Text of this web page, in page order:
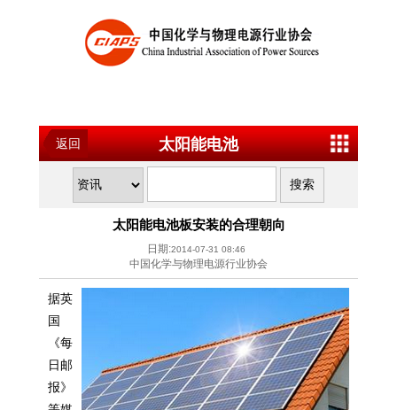
返回 太阳能电池
太阳能电池板安装的合理朝向
日期:2014-07-31 08:46
中国化学与物理电源行业协会
据英
国
《每
日邮
报》